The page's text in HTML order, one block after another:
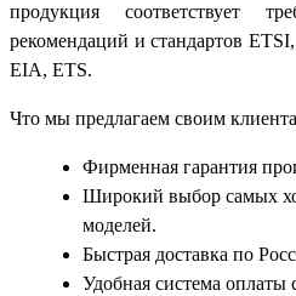
продукция соответствует
рекомендаций и стандартов
EIA, ETS.
Что мы предлагаем своим
Фирменная гарантия
Широкий выбор самых
моделей.
Быстрая доставка по
Удобная система оплаты